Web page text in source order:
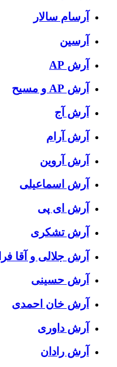
آرسام سالار
آرسین
آرش AP
آرش AP و مسیح
آرش آج
آرش آرام
آرش آروین
آرش اسماعیلی
آرش ای پی
آرش تشکری
آرش جلالی و آقا فرا
آرش حسینی
آرش خان احمدی
آرش داوری
آرش رادان